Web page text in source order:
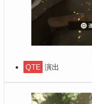
QTE 演出